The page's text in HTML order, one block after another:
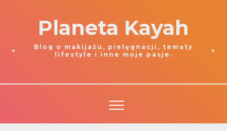
Planeta Kayah
Blog o makijażu, pielęgnacji, tematy
lifestyle i inne moje pasje.